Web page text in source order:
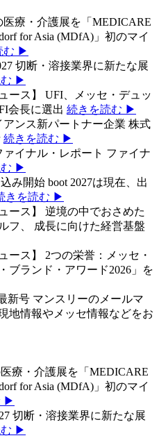
医療・介護展を「MEDICARE
for Asia (MDfA)」初のマイ
む ▶
切断・溶接業界に新たな展
む ▶
ース】
UFI、メッセ・デュッ
会長に選出 続きを読む ▶
ンス新パートナー企業 株式
続きを読む ▶
ァイナル・レポート ファイナ
む ▶
み開始 boot 2027は現在、出
きを読む ▶
ース】
逆境の中でおさめた
フ、 成長に向けた経営基盤
ース】
2つの栄誉：メッセ・
ブランド・アワード2026」を
新号 マンスリーのメールマ
地情報やメッセ情報などをお
療・介護展を「MEDICARE
for Asia (MDfA)」初のマイ
▶
切断・溶接業界に新たな展
む ▶